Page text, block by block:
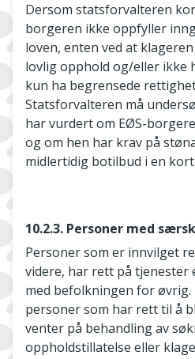
Dersom statsforvalteren
borgeren ikke oppfyller
loven, enten ved at
lovlig opphold og/eller ikke
kun ha begrensede
Statsforvalteren må
har vurdert om EØS-
og om hen har krav på
midlertidig botilbud i en
10.2.3. Personer med
Personer som er innvilget
videre, har rett på tjenester
med befolkningen for
personer som har rett til å
venter på behandling av
oppholdstillatelse eller